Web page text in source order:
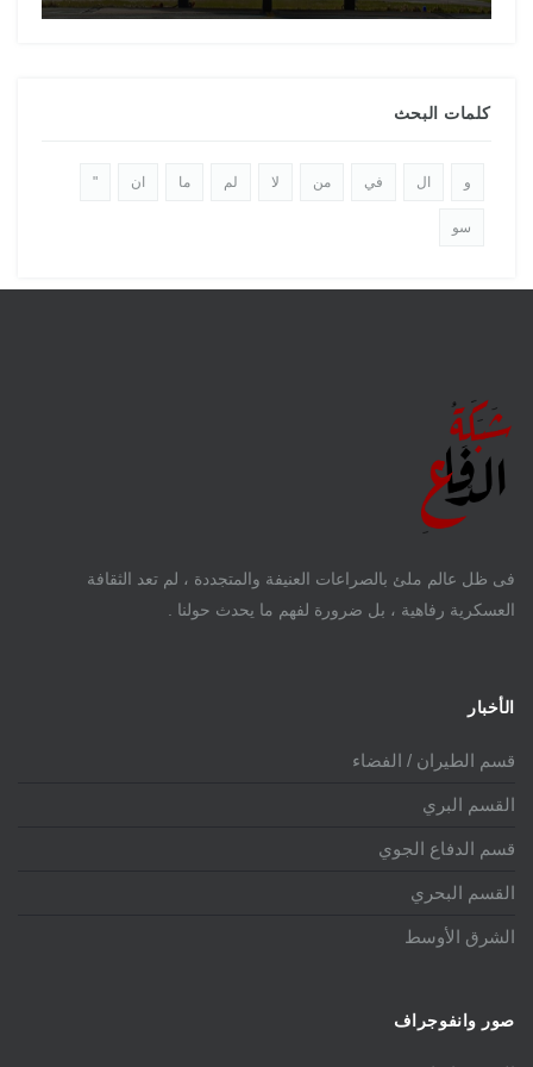
كلمات البحث
و ال في من لا لم ما ان "
سو
فى ظل عالم ملئ بالصراعات العنيفة والمتجددة ، لم تعد الثقافة
العسكرية رفاهية ، بل ضرورة لفهم ما يحدث حولنا .
الأخبار
قسم الطيران / الفضاء
القسم البري
قسم الدفاع الجوي
القسم البحري
الشرق الأوسط
صور وانفوجراف